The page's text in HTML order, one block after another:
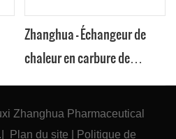
Zhanghua - Échangeur de
chaleur en carbure de
silicium de précision sur
mesure pour applications
industrielles ou
Zhanghua Pharmaceutical
Plan du site Politique de